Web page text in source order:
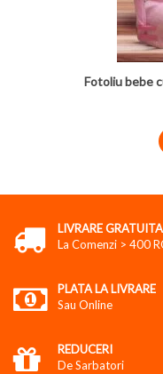
Fotoliu bebe
LIVRARE GRATUITA
La Comenzi > 400
PLATA LA LIVRARE
Sau Online
REDUCERI
De Sarbatori